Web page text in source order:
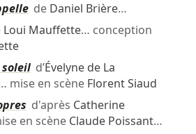
de Daniel Brière…
Loui Mauffette… conception
soleild’Évelyne de La
mise en scène Florent Siaud
d'après Catherine
en scène Claude Poissant…